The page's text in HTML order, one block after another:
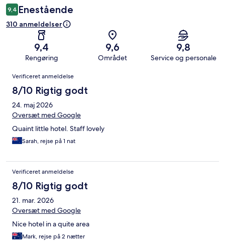
9,4 Enestående
310 anmeldelser
9,4
Rengøring
9,6
Området
9,8
Service og personale
Anmeldelser
Verificeret anmeldelse
8/10 Rigtig godt
24. maj 2026
Oversæt med Google
Quaint little hotel. Staff lovely
Sarah, rejse på 1 nat
Verificeret anmeldelse
8/10 Rigtig godt
21. mar. 2026
Oversæt med Google
Nice hotel in a quite area
Mark, rejse på 2 nætter